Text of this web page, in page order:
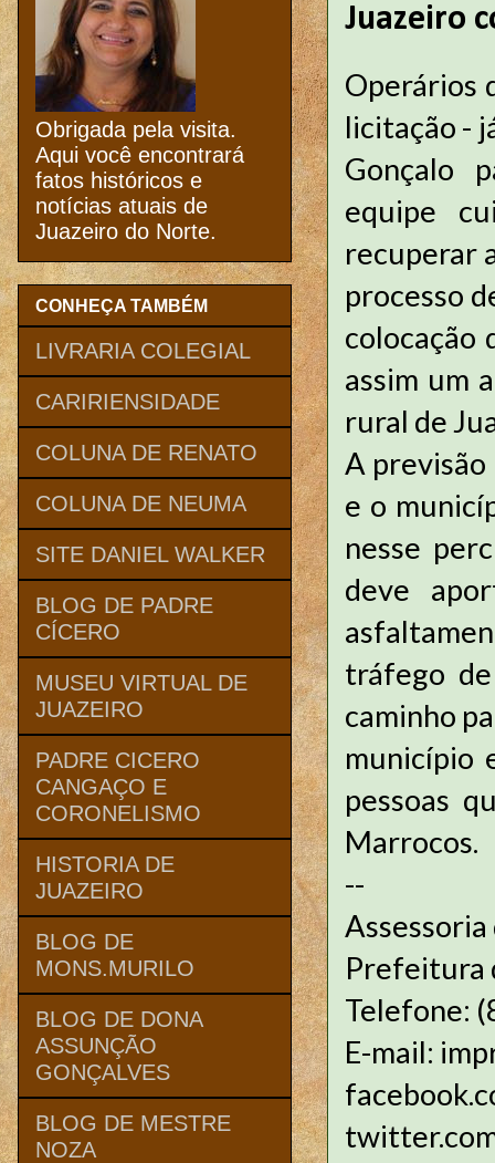
Juazeiro
Operários
licitação -
Gonçalo
equipe
recuperar
processo
colocação
assim um
rural de
A previsão
e o
nesse
deve
tráfego
caminho
município
pessoas
Marrocos.
--
Prefeitura
Telefone:
E-mail:
Obrigada pela visita.
Aqui você encontrará
fatos históricos e
notícias atuais de
Juazeiro do Norte.
CONHEÇA TAMBÉM
LIVRARIA COLEGIAL
CARIRIENSIDADE
COLUNA DE RENATO
COLUNA DE NEUMA
SITE DANIEL WALKER
BLOG DE PADRE
CÍCERO
MUSEU VIRTUAL DE
JUAZEIRO
PADRE CICERO
CANGAÇO E
CORONELISMO
HISTORIA DE
JUAZEIRO
BLOG DE
MONS.MURILO
BLOG DE DONA
ASSUNÇÃO
GONÇALVES
BLOG DE MESTRE
NOZA